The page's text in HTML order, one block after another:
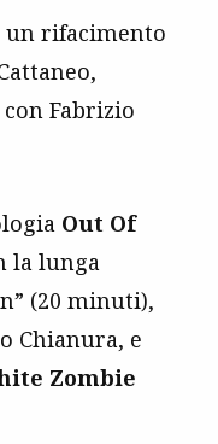
un rifacimento
Fabrizio
Out Of
la lunga
(20 minuti),
Chianura, e
Zombie